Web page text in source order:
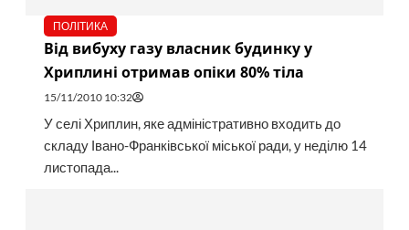
ПОЛІТИКА
Від вибуху газу власник будинку у
Хриплині отримав опіки 80% тіла
15/11/2010 10:32
У селі Хриплин, яке адміністративно входить до
складу Івано-Франківської міської ради, у неділю 14
листопада...